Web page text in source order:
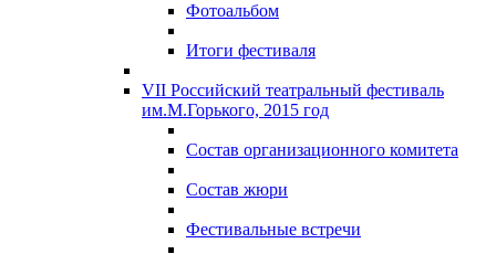
Фотоальбом
Итоги фестиваля
VII Российский театральный фестиваль
им.М.Горького, 2015 год
Состав организационного комитета
Состав жюри
Фестивальные встречи